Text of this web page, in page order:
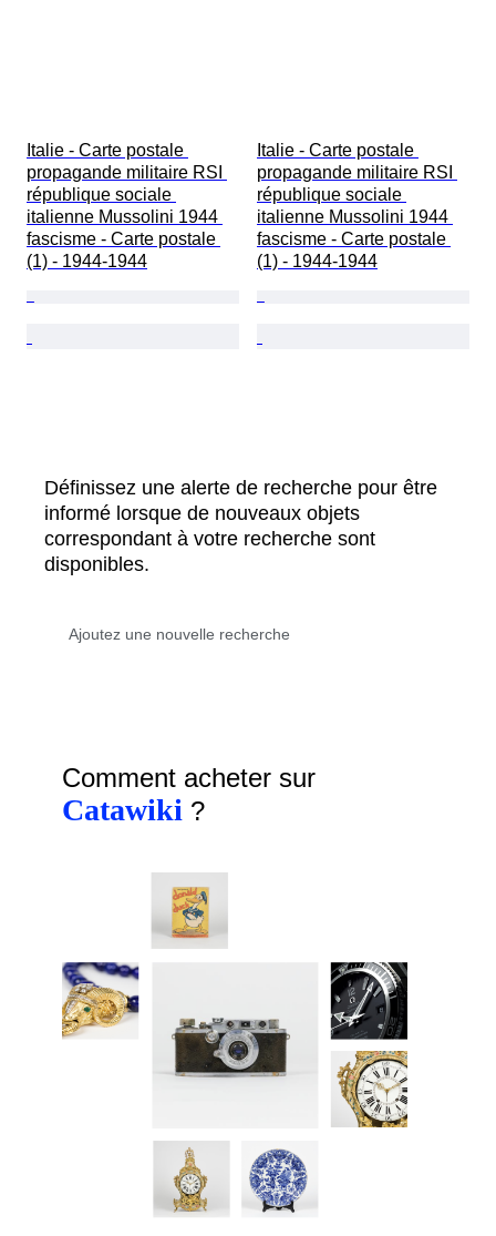
Italie - Carte postale
propagande militaire RSI
république sociale
italienne Mussolini 1944
fascisme - Carte postale
(1) - 1944-1944
Italie - Carte postale
propagande militaire RSI
république sociale
italienne Mussolini 1944
fascisme - Carte postale
(1) - 1944-1944
Définissez une alerte de recherche pour être
informé lorsque de nouveaux objets
correspondant à votre recherche sont
disponibles.
Comment acheter sur
Catawiki ?